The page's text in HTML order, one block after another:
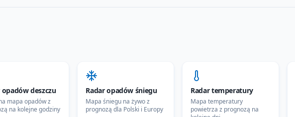
opadów deszczu
mapa opadów z
na kolejne godziny
Radar opadów śniegu
Mapa śniegu na żywo z
prognozą dla Polski i Europy
Radar temperatury
Mapa temperatury
powietrza z prognozą na